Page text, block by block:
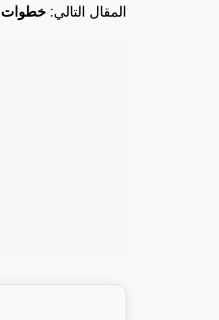
المقال التالي: خطوات